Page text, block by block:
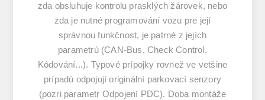
zda obsluhuje kontrolu prasklých žárovek, nebo
zda je nutné programování vozu pre její
správnou funkčnost, je patrné z jejích
parametrú (CAN-Bus, Check Control,
Kódování...). Typové prípojky rovnež ve vetšine
prípadú odpojují originální parkovací senzory
(pozri parametr Odpojení PDC). Doba montáže